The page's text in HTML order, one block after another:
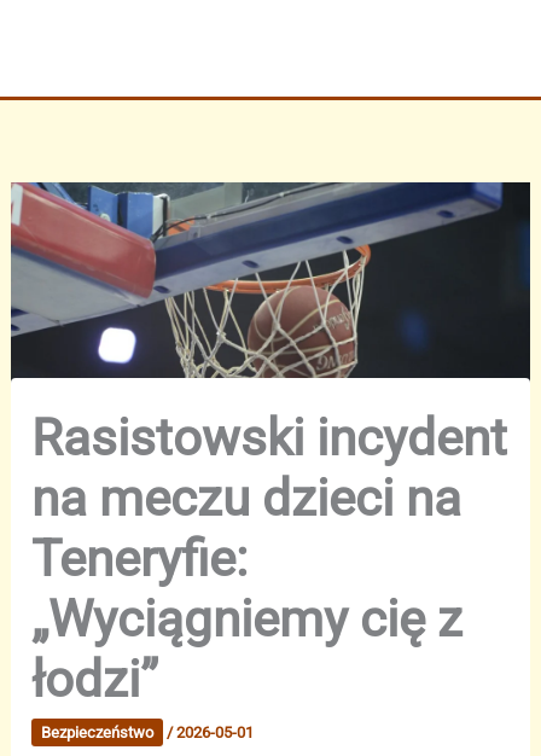
Rasistowski incydent
na meczu dzieci na
Teneryfie:
„Wyciągniemy cię z
łodzi”
Bezpieczeństwo /2026-05-01